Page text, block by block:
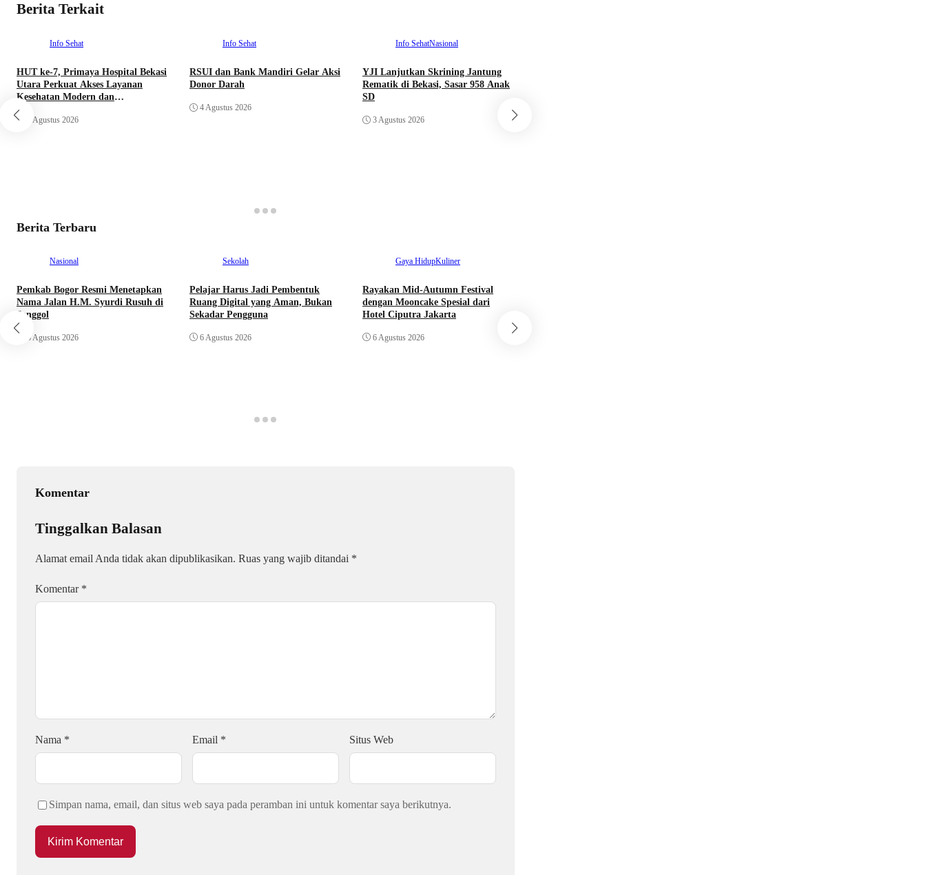
Berita Terkait
Info Sehat
HUT ke-7, Primaya Hospital Bekasi
Utara Perkuat Akses Layanan
Kesehatan Modern dan
Perlindungan Sosial 300 Pekerja
Rentan5 Agustus 2026
Info Sehat
RSUI dan Bank Mandiri Gelar Aksi
Donor Darah
4 Agustus 2026
Info SehatNasional
YJI Lanjutkan Skrining Jantung
Rematik di Bekasi, Sasar 958 Anak
SD
3 Agustus 2026
Berita Terbaru
Nasional
Pemkab Bogor Resmi Menetapkan
Nama Jalan H.M. Syurdi Rusuh di
Jonggol
6 Agustus 2026
Sekolah
Pelajar Harus Jadi Pembentuk
Ruang Digital yang Aman, Bukan
Sekadar Pengguna
6 Agustus 2026
Gaya HidupKuliner
Rayakan Mid-Autumn Festival
dengan Mooncake Spesial dari
Hotel Ciputra Jakarta
6 Agustus 2026
Komentar
Tinggalkan Balasan
Alamat email Anda tidak akan dipublikasikan. Ruas yang wajib ditandai *
Komentar *
Nama * Email * Situs Web
Simpan nama, email, dan situs web saya pada peramban ini untuk komentar saya berikutnya.